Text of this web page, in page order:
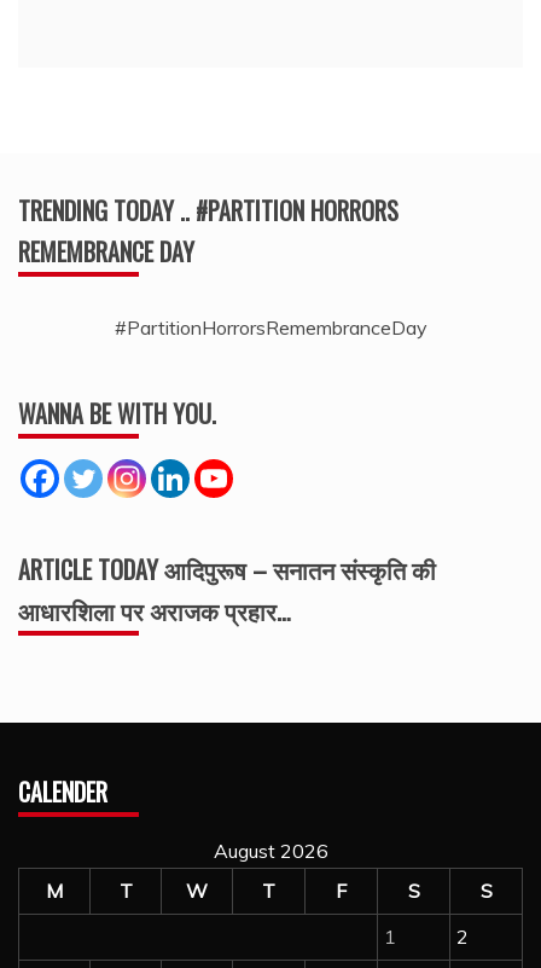
TRENDING TODAY .. #PARTITION HORRORS
REMEMBRANCE DAY
#PartitionHorrorsRemembranceDay
WANNA BE WITH YOU.
ARTICLE TODAY आदिपुरूष – सनातन संस्कृति की
आधारशिला पर अराजक प्रहार…
CALENDER
August 2026
M
T W T F S
S
1
2